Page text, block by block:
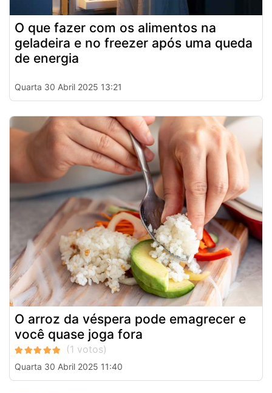
O que fazer com os alimentos na
geladeira e no freezer após uma queda
de energia
Quarta 30 Abril 2025 13:21
O arroz da véspera pode emagrecer e
você quase joga fora
Quarta 30 Abril 2025 11:40